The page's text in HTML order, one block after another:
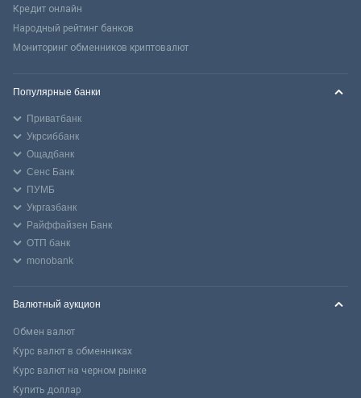
Кредит онлайн
Народный рейтинг банков
Мониторинг обменников криптовалют
Популярные банки
Приватбанк
Укрсиббанк
Ощадбанк
Сенс Банк
ПУМБ
Укргазбанк
Райффайзен Банк
ОТП банк
monobank
Валютный аукцион
Обмен валют
Курс валют в обменниках
Курс валют на черном рынке
Купить доллар